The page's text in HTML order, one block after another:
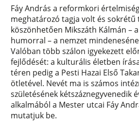
Fáy András a reformkori
meghatározó tagja volt és sokrétű
köszönhetően Mikszáth Kálmán –
humorral – a nemzet
Valóban több szálon igyekezett
fejlődését: a kulturális életben
téren pedig a Pesti Hazai Első
ötletével. Nevét ma is számos
születésének kétszáznegyvenedik
alkalmából a Mester utcai Fáy
mutatjuk be.